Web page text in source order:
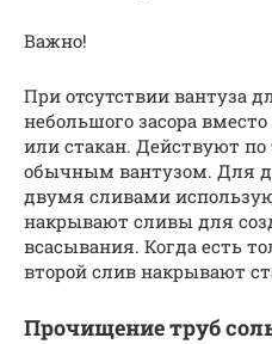
Важно!
При отсутствии вантуза
небольшого засора
или стакан. Действуют по
обычным вантузом. Для
двумя сливами
накрывают сливы для
всасывания. Когда есть
второй слив накрывают
Прочищение труб